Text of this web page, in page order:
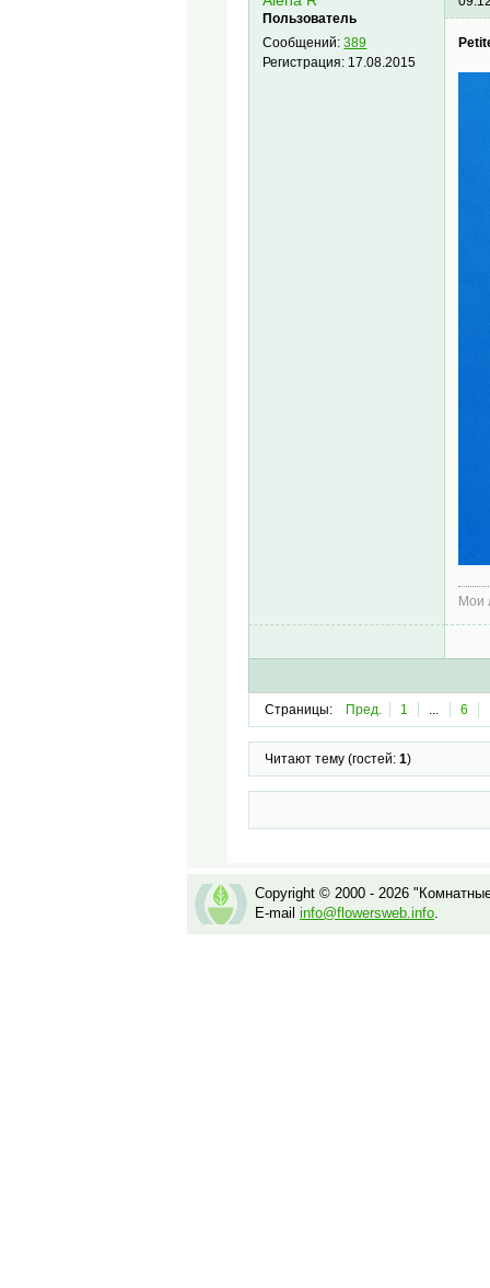
Пользователь
Сообщений:389
Регистрация: 17.08.2015
Мои
Страницы: Пред. 1 ... 6
Читают тему (гостей: 1)
Copyright © 2000 - 2026
E-mail info@flowersweb.info.